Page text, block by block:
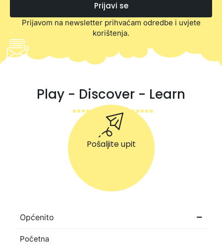
Prijavi se
Prijavom na newsletter prihvaćam odredbe i uvjete
korištenja.
Play - Discover - Learn
Pošaljite upit
Općenito
Početna